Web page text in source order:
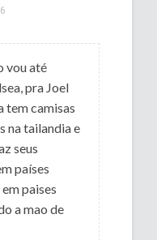
vou até
pra Joel
tem camisas
na tailandia e
seus
países
paises
a mao de